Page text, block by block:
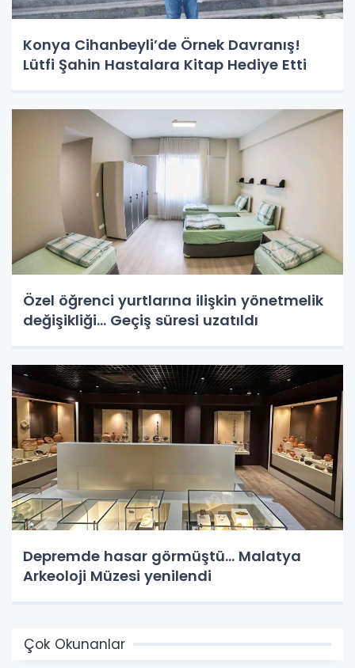
Konya Cihanbeyli’de Örnek Davranış!
Lütfi Şahin Hastalara Kitap Hediye Etti
Özel öğrenci yurtlarına ilişkin yönetmelik
değişikliği... Geçiş süresi uzatıldı
Depremde hasar görmüştü... Malatya
Arkeoloji Müzesi yenilendi
Çok Okunanlar